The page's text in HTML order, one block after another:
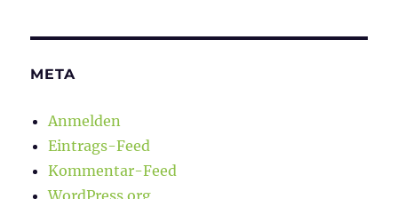
META
Anmelden
Eintrags-Feed
Kommentar-Feed